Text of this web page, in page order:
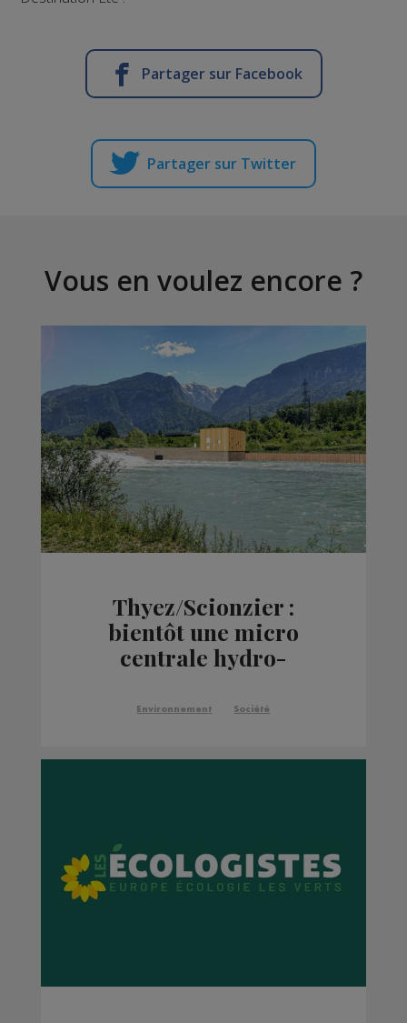
Partager sur Facebook
Partager sur Twitter
Vous en voulez encore ?
Thyez/Scionzier :
bientôt une micro
centrale hydro-
Environnement Société